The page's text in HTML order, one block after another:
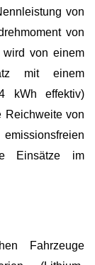
von
von
wird von einem
mit einem
kWh effektiv)
Reichweite von
Einsätze im
Fahrzeuge